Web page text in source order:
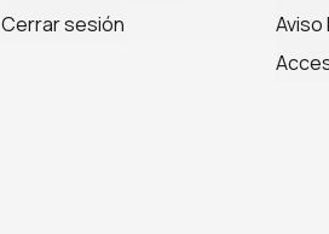
Cerrar sesión
Aviso